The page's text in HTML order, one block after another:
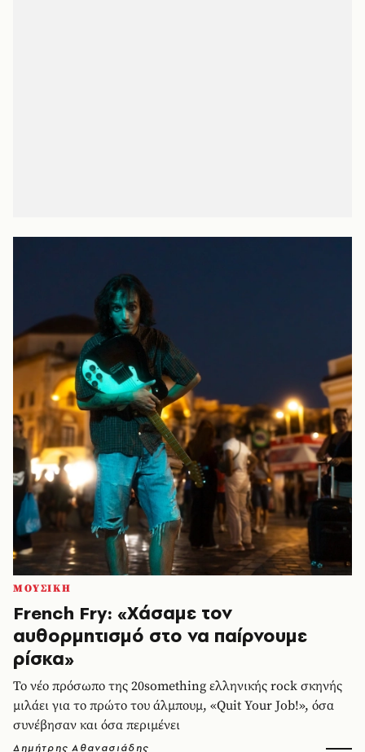
ΜΟΥΣΙΚΗ
French Fry: «Χάσαμε τον
αυθορμητισμό στο να παίρνουμε
ρίσκα»
Το νέο πρόσωπο της 20something ελληνικής rock σκηνής
μιλάει για το πρώτο του άλμπουμ, «Quit Your Job!», όσα
συνέβησαν και όσα περιμένει
Δημήτρης Αθανασιάδης